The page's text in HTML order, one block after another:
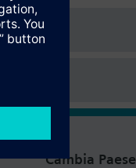
Cambia Paese